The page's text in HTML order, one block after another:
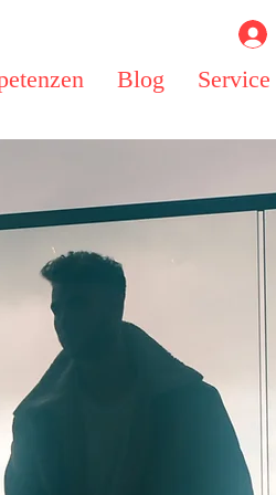
Blog Service